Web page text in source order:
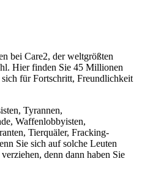
bei Care2, der weltgrößten
Hier finden Sie 45 Millionen
für Fortschritt, Freundlichkeit
Tyrannen,
Waffenlobbyisten,
Tierquäler, Fracking-
Sie sich auf solche Leuten
denn dann haben Sie